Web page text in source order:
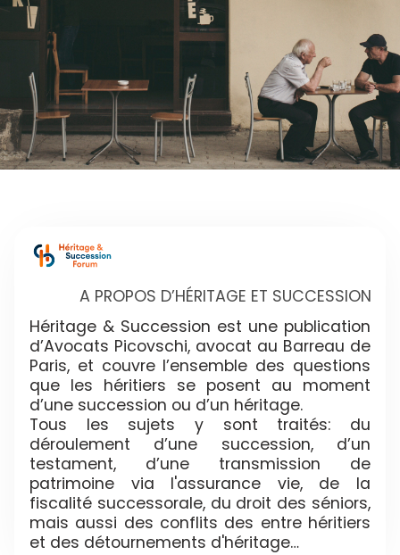
A PROPOS D’HÉRITAGE ET SUCCESSION
Héritage & Succession est une publication
d’Avocats Picovschi, avocat au Barreau de
Paris, et couvre l’ensemble des questions
que les héritiers se posent au moment
d’une succession ou d’un héritage.
Tous les sujets y sont traités: du
déroulement d’une succession, d’un
testament, d’une transmission de
patrimoine via l'assurance vie, de la
fiscalité successorale, du droit des séniors,
mais aussi des conflits des entre héritiers
et des détournements d'héritage…